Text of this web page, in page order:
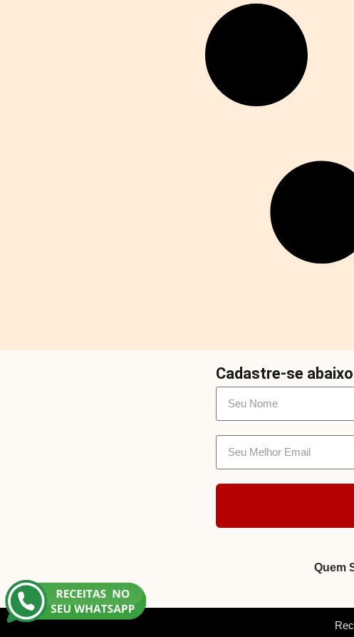
Cadastre-se
Quem